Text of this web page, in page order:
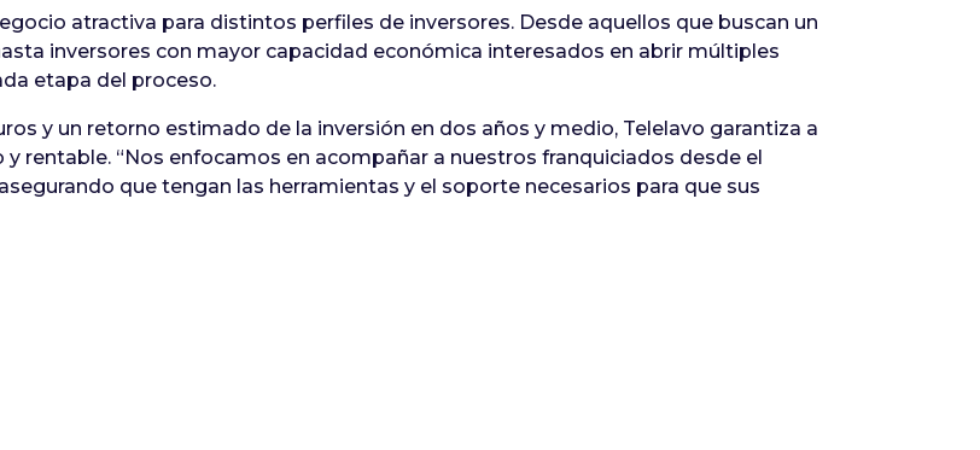
atractiva para distintos perfiles de inversores. Desde aquellos que buscan un
inversores con mayor capacidad económica interesados en abrir múltiples
etapa del proceso.
y un retorno estimado de la inversión en dos años y medio, Telelavo garantiza a
rentable. “Nos enfocamos en acompañar a nuestros franquiciados desde el
que tengan las herramientas y el soporte necesarios para que sus